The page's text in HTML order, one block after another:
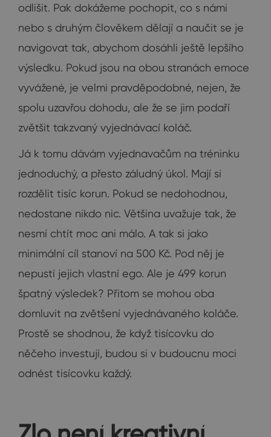
odlišit. Pak dokážeme pochopit, co s námi
nebo s druhým člověkem dělají a naučit se je
navigovat tak, abychom dosáhli ještě lepšího
výsledku. Pokud jsou na obou stranách emoce
vyvážené, je velmi pravděpodobné, nejen, že
spolu uzavřou dohodu, ale že se jim podaří
zvětšit takzvaný vyjednávací koláč.
Já k tomu dávám vyjednavačům na tréninku
jednoduchý, a přesto záludný úkol. Mají si
rozdělit tisíc korun. Pokud se nedohodnou,
nedostane nikdo nic. Většina uvažuje tak, že
nesmí chtít moc ani málo. A tak si jako
minimální cíl stanoví na 500 Kč. Pod něj je
nepustí jejich vlastní ego. Ale je 499 korun
špatný výsledek? Přitom se mohou oba
domluvit na zvětšení vyjednávaného koláče.
Prostě se shodnou, že když tisícovku do
něčeho investují, budou si v budoucnu moci
odnést tisícovku každý.